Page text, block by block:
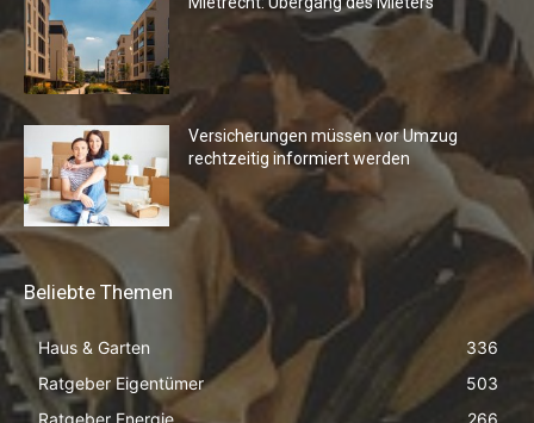
Versicherungen müssen vor Umzug
rechtzeitig informiert werden
Beliebte Themen
Haus & Garten
336
Ratgeber Eigentümer
503